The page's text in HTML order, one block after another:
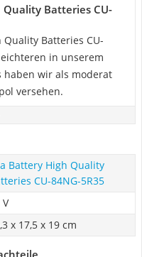
Batteries CU-
Batteries CU-
in unserem
haben wir als moderat
versehen.
Battery High Quality
CU-84NG-5R35
V
x 17,5 x 19 cm